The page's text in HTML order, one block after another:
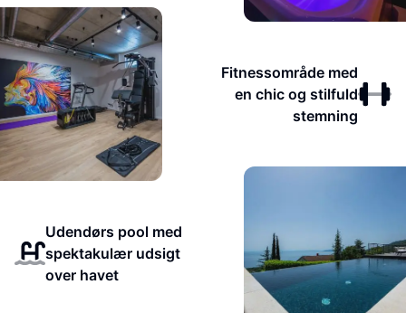
Fitnessområde med
en chic og stilfuld
stemning
Udendørs pool med
spektakulær udsigt
over havet